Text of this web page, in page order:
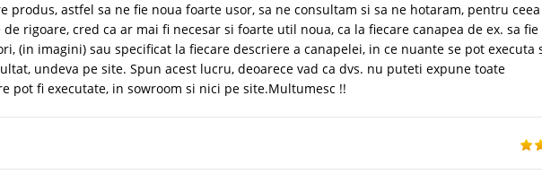
produs, astfel sa ne fie noua foarte usor, sa ne consultam si sa ne hotaram, pentru
rigoare, cred ca ar mai fi necesar si foarte util noua, ca la fiecare canapea de ex. sa fie
(in imagini) sau specificat la fiecare descriere a canapelei, in ce nuante se pot executa
undeva pe site. Spun acest lucru, deoarece vad ca dvs. nu puteti expune toate
pot fi executate, in sowroom si nici pe site.Multumesc !!